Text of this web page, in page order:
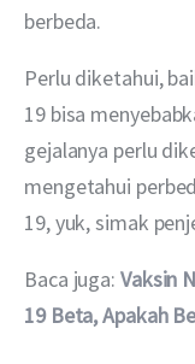
berbeda.
Perlu diketahui,
19 bisa
gejalanya perlu
mengetahui
19, yuk, simak
Baca juga: Vaksin
19 Beta, Apakah